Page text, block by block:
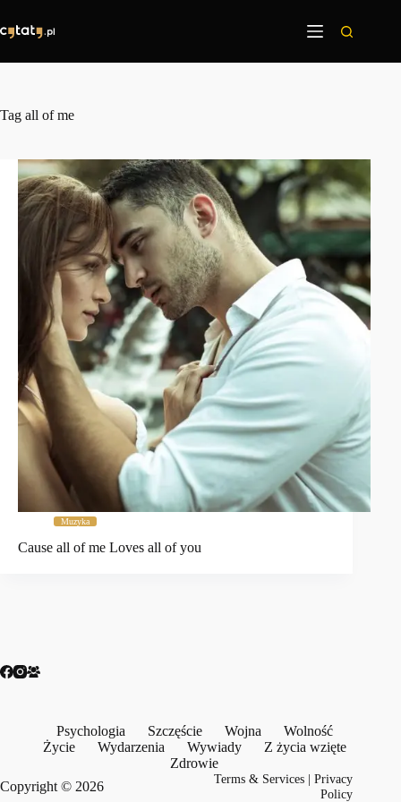
treści
Tag all of me
Muzyka
Cause all of me Loves all of you
Psychologia Szczęście Wojna
Wolność
Życie
Wydarzenia Wywiady
Z życia wzięte
Zdrowie
Copyright © 2026
Terms & Services |Privacy
Policy